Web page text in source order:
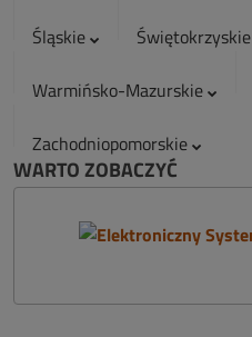
Śląskie
Świętokrzyskie
Warmińsko-Mazurskie
Zachodniopomorskie
WARTO ZOBACZYĆ